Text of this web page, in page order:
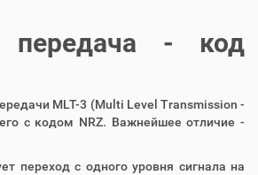
передача - код
MLT-3 (Multi Level Transmission -
с кодом NRZ. Важнейшее отличие -
переход с одного уровня сигнала на